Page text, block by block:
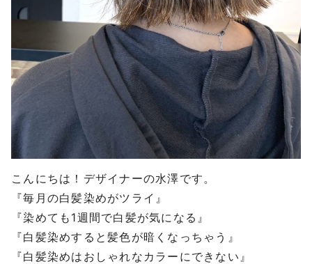
こんにちは！デザイナーの水澤です。
『毎月の白髪染めがツライ』
『染めても1週間で白髪が気になる』
『白髪染めすると髪色が暗くなっちゃう』
『白髪染めはおしゃれなカラーにできない』